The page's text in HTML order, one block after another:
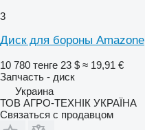
3
Диск для бороны Amazone
10 780 тенге 23 $ ≈ 19,91 €
Запчасть - диск
Украина
ТОВ АГРО-ТЕХНІК УКРАЇНА
Связаться с продавцом